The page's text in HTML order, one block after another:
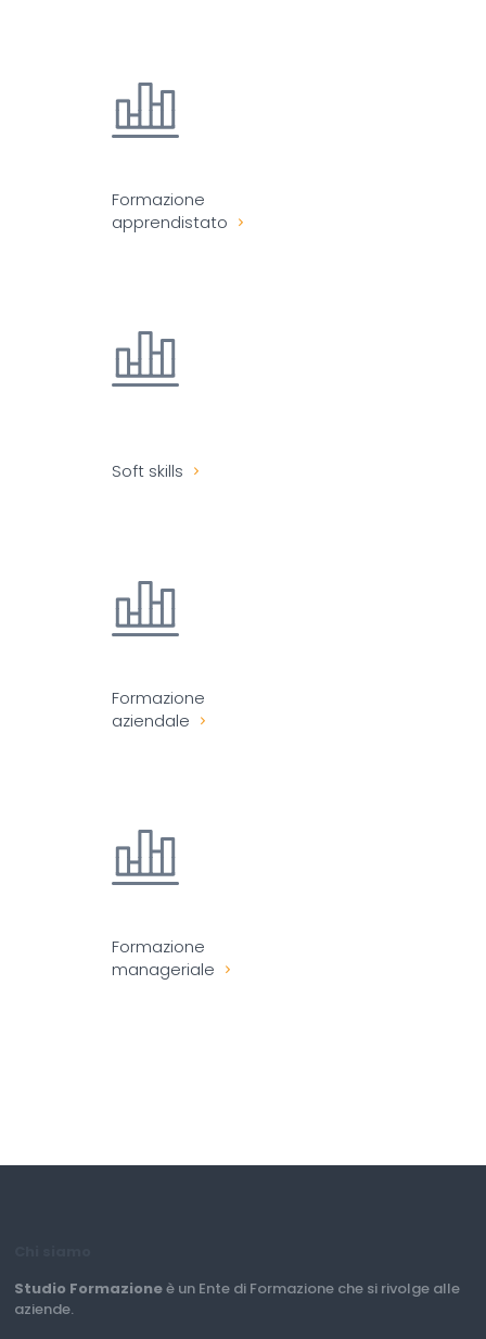
Formazione
apprendistato
Soft skills
Formazione
aziendale
Formazione
manageriale
Studio Formazioneè un Ente di Formazione che si rivolge alle
aziende.